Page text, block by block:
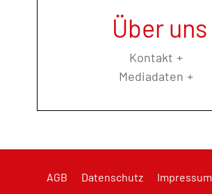
Über uns
Kontakt
Mediadaten
AGB Datenschutz Impressum